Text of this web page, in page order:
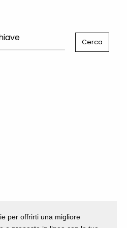
per offrirti una migliore